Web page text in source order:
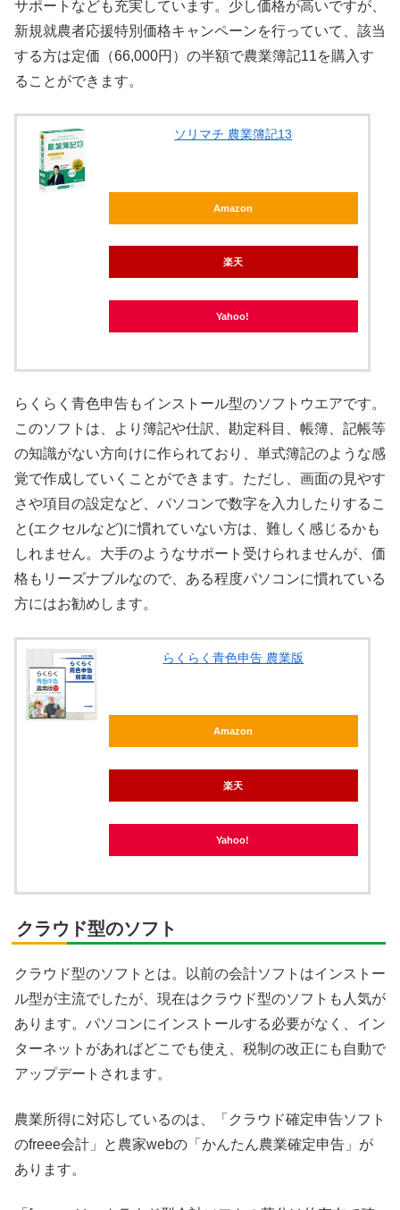
サポートなども充実しています。少し価格が高いですが、
新規就農者応援特別価格キャンペーンを行っていて、該当
する方は定価（66,000円）の半額で農業簿記11を購入す
ることができます。
ソリマチ 農業簿記13
Amazon
楽天
Yahoo!
らくらく青色申告もインストール型のソフトウエアです。
このソフトは、より簿記や仕訳、勘定科目、帳簿、記帳等
の知識がない方向けに作られており、単式簿記のような感
覚で作成していくことができます。ただし、画面の見やす
さや項目の設定など、パソコンで数字を入力したりするこ
と(エクセルなど)に慣れていない方は、難しく感じるかも
しれません。大手のようなサポート受けられませんが、価
格もリーズナブルなので、ある程度パソコンに慣れている
方にはお勧めします。
らくらく青色申告 農業版
Amazon
楽天
Yahoo!
クラウド型のソフト
クラウド型のソフトとは。以前の会計ソフトはインストー
ル型が主流でしたが、現在はクラウド型のソフトも人気が
あります。パソコンにインストールする必要がなく、イン
ターネットがあればどこでも使え、税制の改正にも自動で
アップデートされます。
農業所得に対応しているのは、「クラウド確定申告ソフト
のfreee会計」と農家webの「かんたん農業確定申告」が
あります。
X
Facebook
はてブ
LinkedIn
コピー